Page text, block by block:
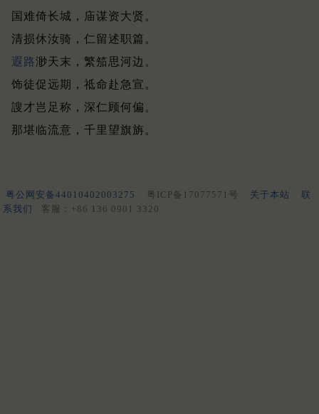
国难倚长城，庙谋资大贤。
清损休汝骑，仁留述职篇。
遐路渺天末，繁笳思河边。
饰徒促远期，祗命赴急宣。
謏才岂足称，深仁顾何偏。
那堪临流意，千里望旗旃。
粤公网安备44010402003275 粤ICP备17077571号 关于本站
联
系我们
客服：+86 136 0901 3320